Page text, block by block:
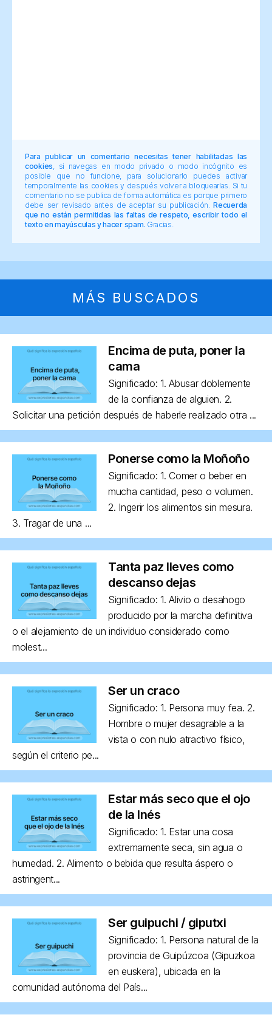
Para publicar un comentario necesitas tener habilitadas las
cookies , si navegas en modo privado o modo incógnito es
posible que no funcione, para solucionarlo puedes activar
temporalmente las cookies y después volver a bloquearlas. Si tu
comentario no se publica de forma automática es porque primero
debe ser revisado antes de aceptar su publicación.Recuerda
que no están permitidas las faltas de respeto, escribir todo el
texto en mayúsculas y hacer spam. Gracias.
MÁS BUSCADOS
Encima de puta, poner la
cama
Significado: 1. Abusar doblemente
de la confianza de alguien. 2.
Solicitar una petición después de haberle realizado otra ...
Ponerse como la Moñoño
Significado: 1. Comer o beber en
mucha cantidad, peso o volumen.
2. Ingerir los alimentos sin mesura.
3. Tragar de una ...
Tanta paz lleves como
descanso dejas
Significado: 1. Alivio o desahogo
producido por la marcha definitiva
o el alejamiento de un individuo considerado como
molest...
Ser un craco
Significado: 1. Persona muy fea. 2.
Hombre o mujer desagrable a la
vista o con nulo atractivo físico,
según el criterio pe...
Estar más seco que el ojo
de la Inés
Significado: 1. Estar una cosa
extremamente seca, sin agua o
humedad. 2. Alimento o bebida que resulta áspero o
astringent...
Ser guipuchi / giputxi
Significado: 1. Persona natural de la
provincia de Guipúzcoa (Gipuzkoa
en euskera), ubicada en la
comunidad autónoma del País...